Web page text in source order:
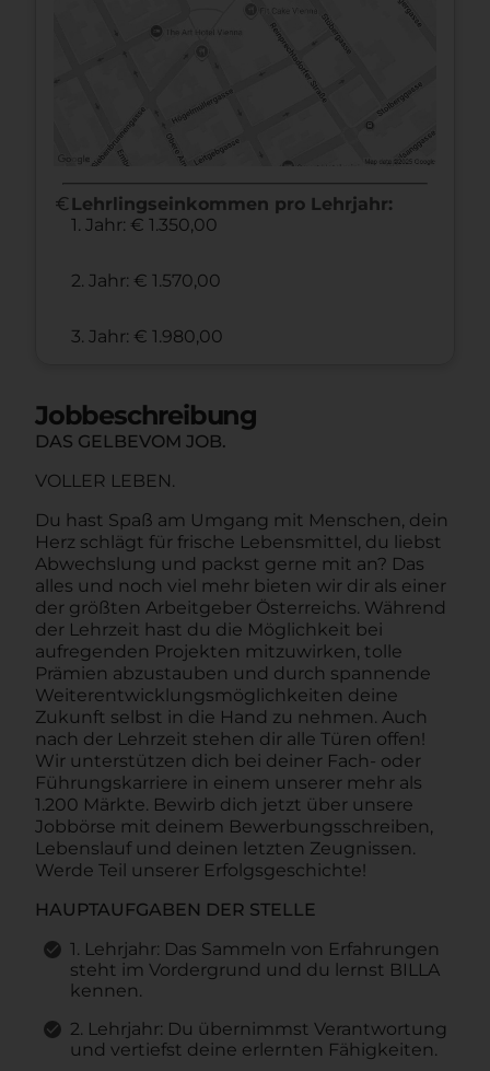
euro Lehrlingseinkommen pro Lehrjahr:
1. Jahr: € 1.350,00
2. Jahr: € 1.570,00
3. Jahr: € 1.980,00
Jobbeschreibung
DAS GELBEVOM JOB.
VOLLER LEBEN.
Du hast Spaß am Umgang mit Menschen, dein
Herz schlägt für frische Lebensmittel, du liebst
Abwechslung und packst gerne mit an? Das
alles und noch viel mehr bieten wir dir als einer
der größten Arbeitgeber Österreichs. Während
der Lehrzeit hast du die Möglichkeit bei
aufregenden Projekten mitzuwirken, tolle
Prämien abzustauben und durch spannende
Weiterentwicklungsmöglichkeiten deine
Zukunft selbst in die Hand zu nehmen. Auch
nach der Lehrzeit stehen dir alle Türen offen!
Wir unterstützen dich bei deiner Fach- oder
Führungskarriere in einem unserer mehr als
1.200 Märkte. Bewirb dich jetzt über unsere
Jobbörse mit deinem Bewerbungsschreiben,
Lebenslauf und deinen letzten Zeugnissen.
Werde Teil unserer Erfolgsgeschichte!
HAUPTAUFGABEN DER STELLE
1. Lehrjahr: Das Sammeln von Erfahrungen
steht im Vordergrund und du lernst BILLA
kennen.
2. Lehrjahr: Du übernimmst Verantwortung
und vertiefst deine erlernten Fähigkeiten.